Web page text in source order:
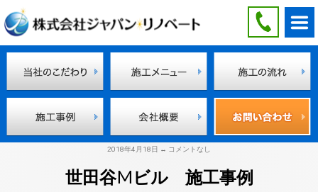
2018年4月18日 ↔ コメントなし
世田谷Mビル 施工事例